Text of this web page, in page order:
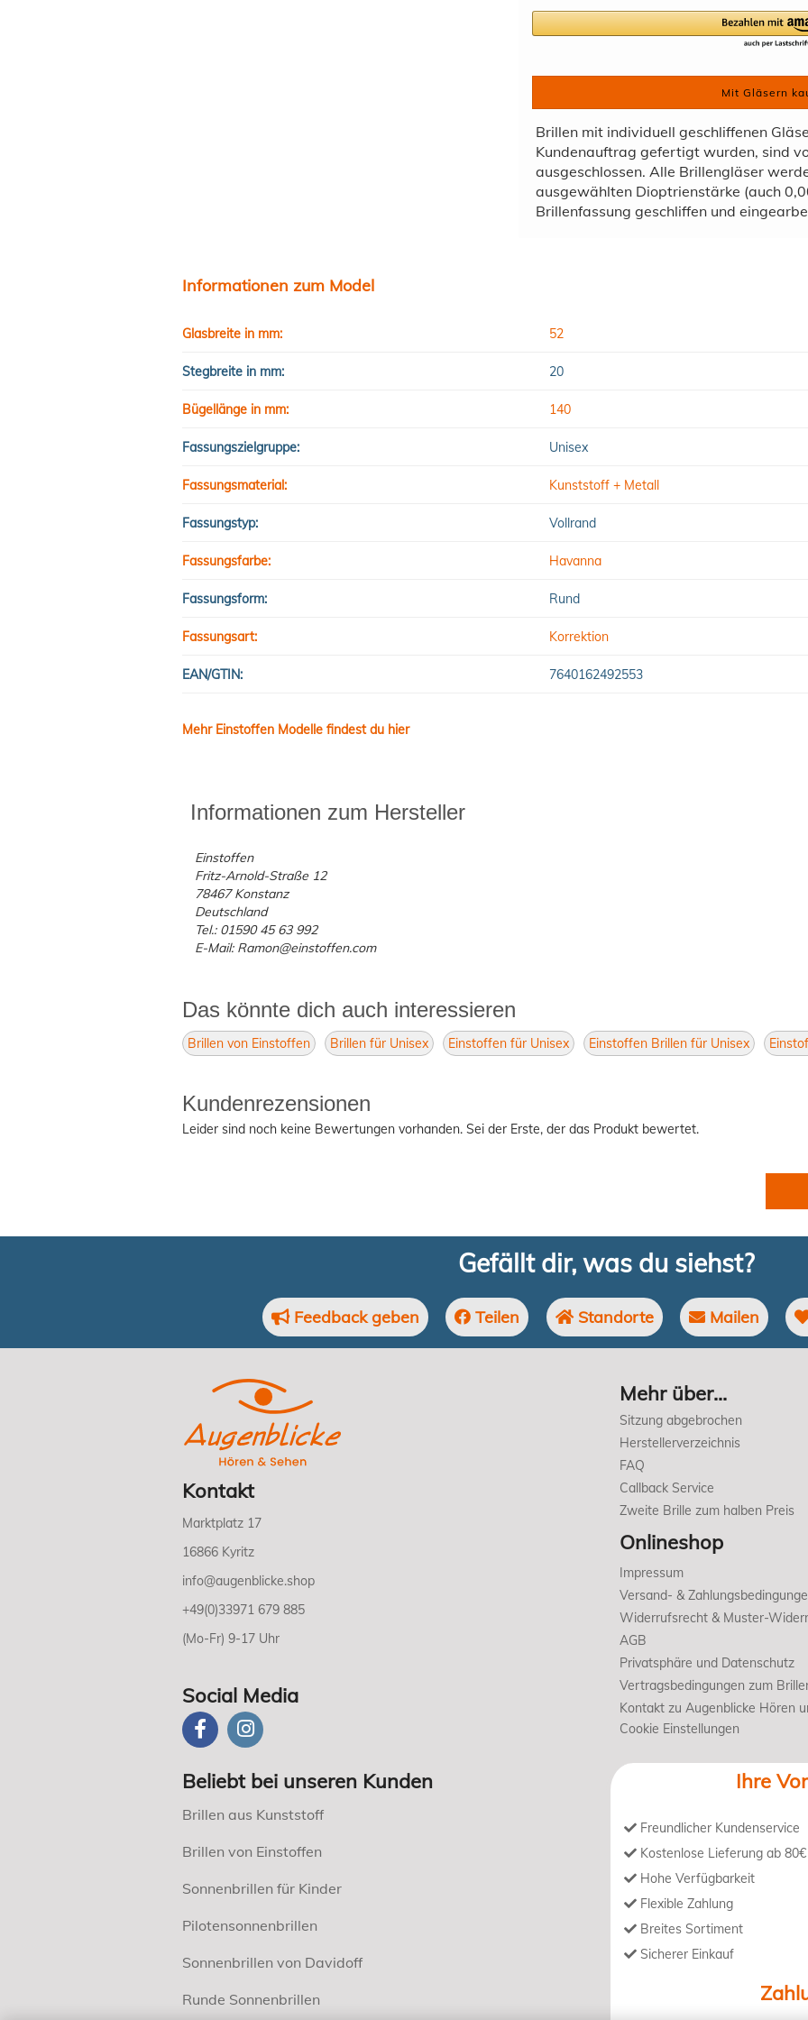
Mit Gläsern
Brillen mit individuell geschliffenen
Kundenauftrag gefertigt wurden, sind
ausgeschlossen. Alle Brillengläser
ausgewählten Dioptrienstärke (auch
Brillenfassung geschliffen und
Informationen zum Model
Glasbreite in mm: 52
Stegbreite in mm: 20
Bügellänge in mm: 140
Fassungszielgruppe: Unisex
Fassungsmaterial: Kunststoff + Metall
Fassungstyp: Vollrand
Fassungsfarbe: Havanna
Fassungsform: Rund
Fassungsart: Korrektion
EAN/GTIN: 7640162492553
Mehr Einstoffen Modelle findest du hier
Informationen zum Hersteller
Einstoffen
Fritz-Arnold-Straße 12
78467 Konstanz
Deutschland
Tel.: 01590 45 63 992
E-Mail: Ramon@einstoffen.com
Das könnte dich auch interessieren
Brillen von Einstoffen Brillen für Unisex Einstoffen für Unisex Einstoffen Brillen für Unisex
Kundenrezensionen
Leider sind noch keine Bewertungen vorhanden. Sei der Erste, der das Produkt bewertet.
Gefällt dir, was du siehst?
Feedback geben Teilen Standorte Mailen
Kontakt
Marktplatz 17
16866 Kyritz
info@augenblicke.shop
+49(0)33971 679 885
(Mo-Fr) 9-17 Uhr
Social Media
Mehr über...
Sitzung abgebrochen
Herstellerverzeichnis
FAQ
Callback Service
Zweite Brille zum halben Preis
Onlineshop
Impressum
Versand- &
Widerrufsrecht & Muster-
AGB
Privatsphäre und Datenschutz
Vertragsbedingungen zum
Kontakt zu Augenblicke Hören
Cookie Einstellungen
Beliebt bei unseren Kunden
Brillen aus Kunststoff
Brillen von Einstoffen
Sonnenbrillen für Kinder
Pilotensonnenbrillen
Sonnenbrillen von Davidoff
Runde Sonnenbrillen
Ihre
Freundlicher Kundenservice
Kostenlose Lieferung ab
Hohe Verfügbarkeit
Flexible Zahlung
Breites Sortiment
Sicherer Einkauf